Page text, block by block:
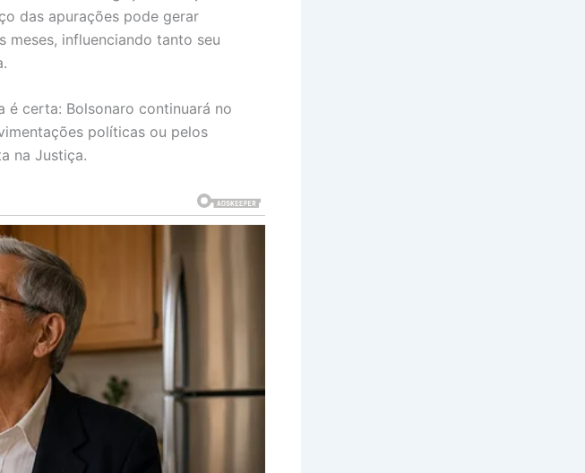
das apurações pode gerar
influenciando tanto seu
é certa: Bolsonaro continuará no
políticas ou pelos
na Justiça.